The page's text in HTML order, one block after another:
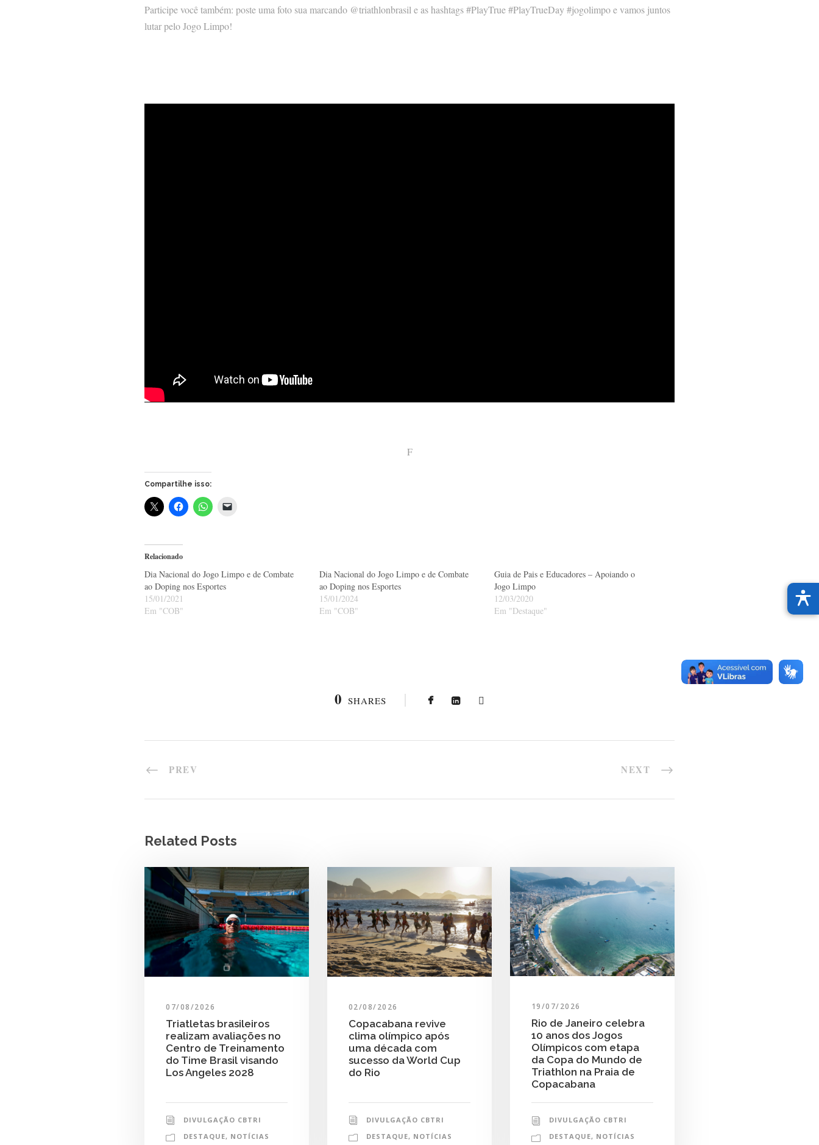
Participe você também: poste uma foto sua marcando @triathlonbrasil e as hashtags #PlayTrue #PlayTrueDay #jogolimpo e vamos juntos
lutar pelo Jogo Limpo!
F
Compartilhe isso:
Relacionado
Dia Nacional do Jogo Limpo e de Combate
ao Doping nos Esportes
15/01/2021
Em "COB"
Dia Nacional do Jogo Limpo e de Combate
ao Doping nos Esportes
15/01/2024
Em "COB"
Guia de Pais e Educadores – Apoiando o
Jogo Limpo
12/03/2020
Em "Destaque"
0 SHARES
PREV NEXT
Related Posts
07/08/2026
Triatletas brasileiros
realizam avaliações no
Centro de Treinamento
do Time Brasil visando
Los Angeles 2028
DIVULGAÇÃO CBTRI
DESTAQUE, NOTÍCIAS
02/08/2026
Copacabana revive
clima olímpico após
uma década com
sucesso da World Cup
do Rio
DIVULGAÇÃO CBTRI
DESTAQUE, NOTÍCIAS
19/07/2026
Rio de Janeiro celebra
10 anos dos Jogos
Olímpicos com etapa
da Copa do Mundo de
Triathlon na Praia de
Copacabana
DIVULGAÇÃO CBTRI
DESTAQUE, NOTÍCIAS